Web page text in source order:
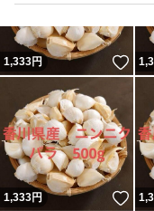
1,333円 い
1,333円 い